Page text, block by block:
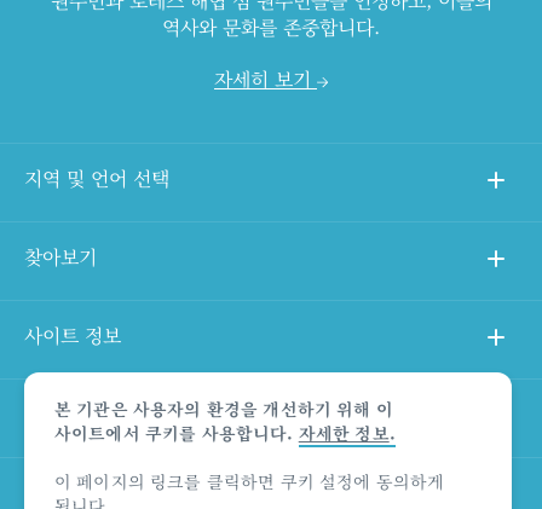
본 기관은 사용자의 환경을 개선하기 위해 이
사이트에서 쿠키를 사용합니다. 자세한 정보.
이 페이지의 링크를 클릭하면 쿠키 설정에 동의하게
역사와 문화를 존중합니다.
자세히 보기
지역 및 언어 선택
찾아보기
사이트 정보
다른 사이트
상품 책임의 한계 법적 고지